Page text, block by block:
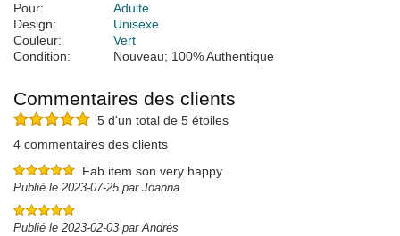
Pour:
Adulte
Design:
Unisexe
Couleur:
Vert
Condition:
Nouveau; 100% Authentique
Commentaires des clients
5 d'un total de 5 étoiles
4 commentaires des clients
Fab item son very happy
Publié le 2023-07-25 par Joanna
Publié le 2023-02-03 par Andrés